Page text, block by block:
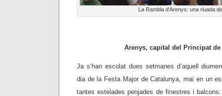
La Rambla d'Arenys: una riuada
Arenys, capital del Principat de
Ja s’han escolat dues setmanes d’aquell
dia de la Festa Major de Catalunya, mai en un
tantes estelades penjades de finestres i